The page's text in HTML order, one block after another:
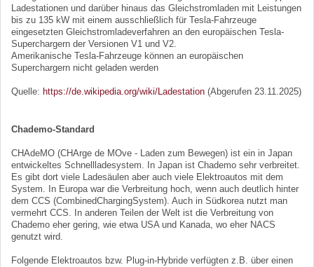
Ladestationen und darüber hinaus das Gleichstromladen mit Leistungen
bis zu 135 kW mit einem ausschließlich für Tesla-Fahrzeuge
eingesetzten Gleichstromladeverfahren an den europäischen Tesla-
Superchargern der Versionen V1 und V2.
Amerikanische Tesla-Fahrzeuge können an europäischen
Superchargern nicht geladen werden
Quelle: https://de.wikipedia.org/wiki/Ladestation (Abgerufen 23.11.2025)
Chademo-Standard
CHAdeMO (CHArge de MOve - Laden zum Bewegen) ist ein in Japan
entwickeltes Schnellladesystem. In Japan ist Chademo sehr verbreitet.
Es gibt dort viele Ladesäulen aber auch viele Elektroautos mit dem
System. In Europa war die Verbreitung hoch, wenn auch deutlich hinter
dem CCS (CombinedChargingSystem). Auch in Südkorea nutzt man
vermehrt CCS. In anderen Teilen der Welt ist die Verbreitung von
Chademo eher gering, wie etwa USA und Kanada, wo eher NACS
genutzt wird.
Folgende Elektroautos bzw. Plug-in-Hybride verfügten z.B. über einen